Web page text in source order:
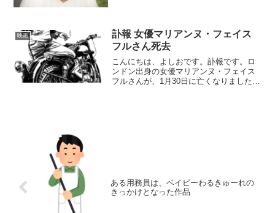
も、大変なのどれにでも魅力を...
映画
訃報 女優マリアンヌ・フェイス
フルさん死去
こんにちは、よしおです。訃報です。ロ
ンドン出身の女優マリアンヌ・フェイス
フルさんが、1月30日に亡くなりました。
ある用務員は、ベイビーわるきゅーれの
きっかけとなった作品